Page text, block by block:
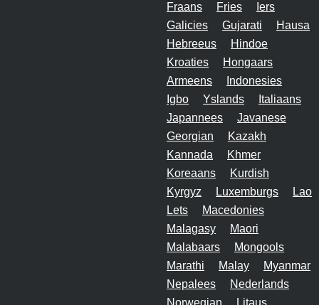
Fraans
Fries
Iers
Galicies
Gujarati
Hausa
Hebreeus
Hindoe
Kroaties
Hongaars
Armeens
Indonesies
Igbo
Yslands
Italiaans
Japannees
Javanese
Georgian
Kazakh
Kannada
Khmer
Koreaans
Kurdish
Kyrgyz
Luxemburgs
Lao
Lets
Macedonies
Malagasy
Maori
Malabaars
Mongools
Marathi
Malay
Myanmar
Nepalees
Nederlands
Norwegian
Litaus